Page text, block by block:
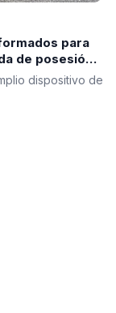
para
de posesión
dispositivo de